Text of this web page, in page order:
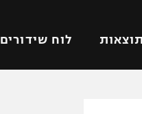
תוצאות לוח שידורים